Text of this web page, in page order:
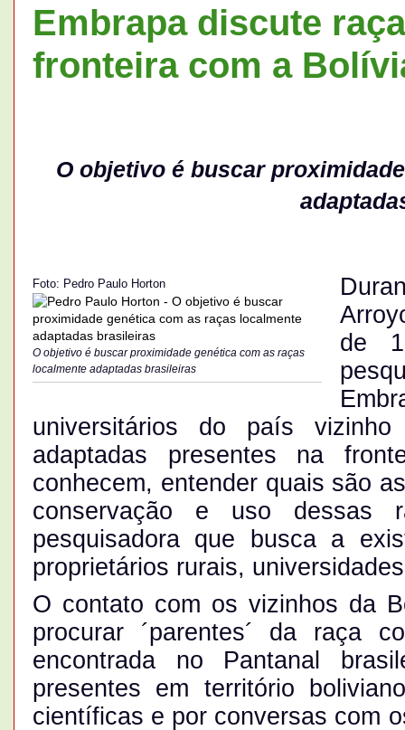
Embrapa discute
fronteira com a
O objetivo é buscar
Foto: Pedro Paulo Horton
O objetivo é buscar proximidade genética com as raças
localmente adaptadas brasileiras
de
universitários do país
adaptadas presentes na
conhecem, entender quais são
conservação e uso dessas
pesquisadora que busca a
proprietários rurais,
O contato com os vizinhos da
procurar ´parentes´ da raça
encontrada no Pantanal
presentes em território
científicas e por conversas com